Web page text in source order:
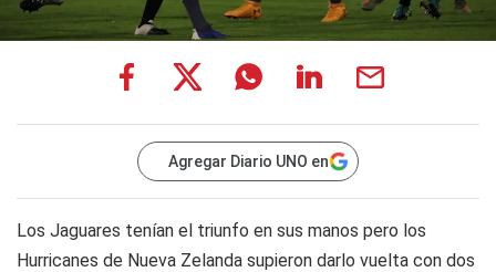
Agregar Diario UNO en
Los Jaguares tenían el triunfo en sus manos pero los
Hurricanes de Nueva Zelanda supieron darlo vuelta con dos